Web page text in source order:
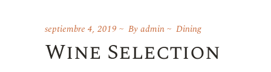
septiembre 4, 2019 Byadmin Dining
Wine Selection